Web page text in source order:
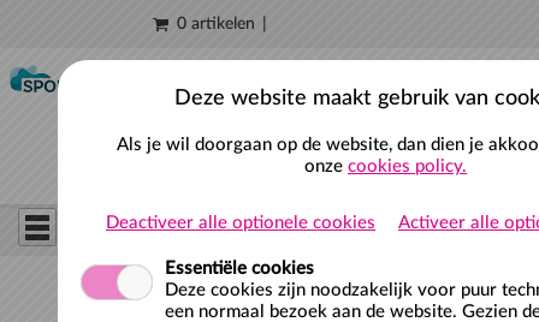
Naar hoofdinhoud
0 artikelen
Deze website maakt gebruik van
Als je wil doorgaan op de website, dan dien je
onze cookies policy.
Deactiveer alle optionele cookies Activeer alle
Essentiële cookies
Deze cookies zijn noodzakelijk voor puur
een normaal bezoek aan de website. Gezien